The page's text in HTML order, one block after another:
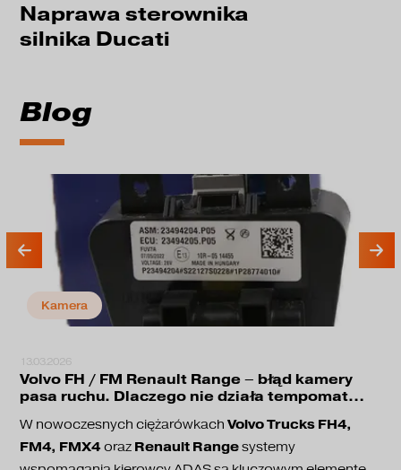
Naprawa sterownika
silnika Ducati
Blog
Kamera
13.03.2026
Volvo FH / FM Renault Range – błąd kamery
pasa ruchu. Dlaczego nie działa tempomat
W nowoczesnych ciężarówkachVolvo Trucks FH4,
FM4, FMX4 oraz Renault Rangesystemy